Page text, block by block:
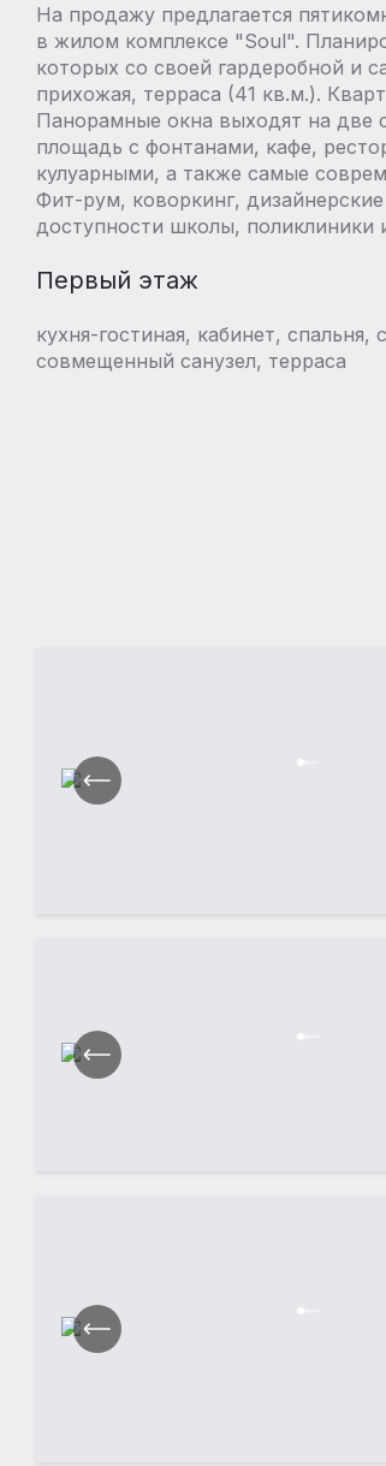
На продажу предлагается
в жилом комплексе "Soul".
которых со своей гардеробной и
прихожая, терраса (41 кв.м.).
Панopaмные oкна выходят нa две
площадь с фонтанами, кафе,
кулуарными, а также самые
Фит-рум, коворкинг,
доступности школы, поликлиники
Первый этаж
кухня-гостиная, кабинет,
совмещенный санузел, терраса